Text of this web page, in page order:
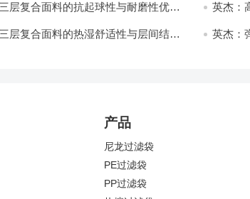
层复合面料的抗起球性与耐磨性优化
英杰：
层复合面料的热湿舒适性与层间结合
英杰：
产品
尼龙过滤袋
PE过滤袋
PP过滤袋